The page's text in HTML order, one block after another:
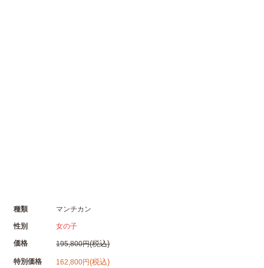
種類 マンチカン
性別 女の子
価格 195,800円(税込)
特別価格 162,800円(税込)